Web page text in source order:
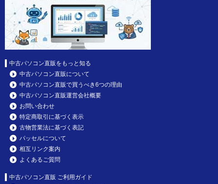
中古パソコン直販をもっと知る
中古パソコン直販について
中古パソコン直販で買うべき6つの理由
中古パソコン直販運営会社概要
お問い合わせ
特定商取引に基づく表示
古物営業法に基づく表記
パッセルについて
相互リンク案内
よくあるご質問
中古パソコン直販 ご利用ガイド